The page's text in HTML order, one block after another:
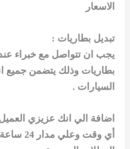
الاسعار
تبديل بطاريات :
يجب ان تتواصل مع خبراء
بطاريات وذلك يتضمن جميع
السيارات .
اضافة الي انك عزيزي
أي وقت